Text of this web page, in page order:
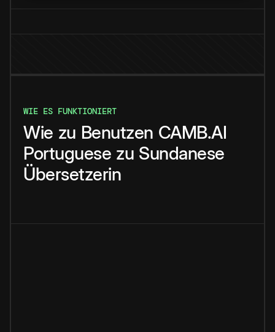
WIE ES FUNKTIONIERT
Wie zu Benutzen CAMB.AI
Portuguese zu Sundanese
Übersetzerin